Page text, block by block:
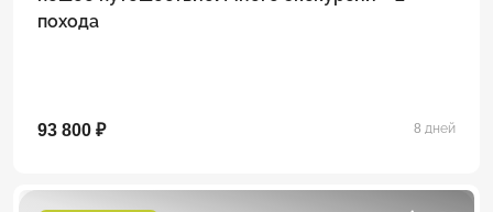
похода
93 800 ₽ 8 дней